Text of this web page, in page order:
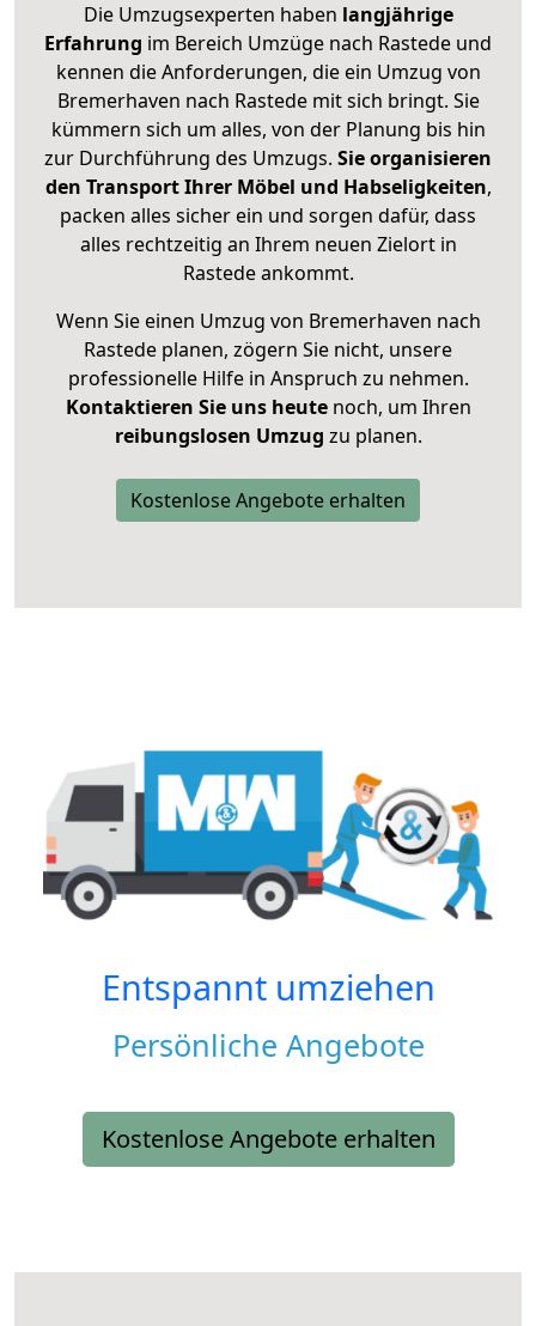
Die Umzugsexperten haben langjährige
Erfahrung im Bereich Umzüge nach Rastede und
kennen die Anforderungen, die ein Umzug von
Bremerhaven nach Rastede mit sich bringt. Sie
kümmern sich um alles, von der Planung bis hin
zur Durchführung des Umzugs. Sie organisieren
den Transport Ihrer Möbel und Habseligkeiten,
packen alles sicher ein und sorgen dafür, dass
alles rechtzeitig an Ihrem neuen Zielort in
Rastede ankommt.
Wenn Sie einen Umzug von Bremerhaven nach
Rastede planen, zögern Sie nicht, unsere
professionelle Hilfe in Anspruch zu nehmen.
Kontaktieren Sie uns heutenoch, um Ihren
reibungslosen Umzug zu planen.
Kostenlose Angebote erhalten
Entspannt umziehen
Persönliche Angebote
Kostenlose Angebote erhalten